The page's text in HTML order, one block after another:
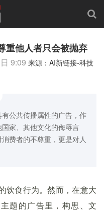
重他人者只会被抛弃
9:09 来源：AI新链接-科技
公共传播属性的广告，作
家、其他文化的侮辱言
费者的不尊重，更是对人
饮食行为。然而，在意大
题的广告里，构思、文